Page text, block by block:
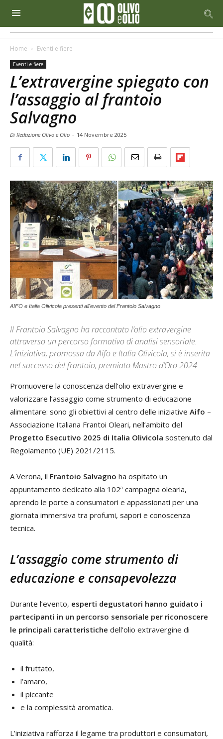
Home Eventi e fiere
Eventi e fiere
L’extravergine spiegato con
l’assaggio al frantoio
Salvagno
Di Redazione Olivo e Olio - 14 Novembre 2025
AIFO e Italia Olivicola presenti all'evento del Frantoio Salvagno
Il Frantoio Salvagno ha raccontato l’olio extravergine
attraverso un percorso formativo di analisi sensoriale.
L’iniziativa, promossa da Aifo e Italia Olivicola, si è inserita
nel successo del frantoio, premiato Mastro d’Oro 2024
Promuovere la conoscenza dell’olio extravergine e
valorizzare l’assaggio come strumento di educazione
alimentare: sono gli obiettivi al centro delle iniziative Aifo –
Associazione Italiana Frantoi Oleari, nell’ambito del
Progetto Esecutivo 2025 di Italia Olivicola sostenuto dal
Regolamento (UE) 2021/2115.
A Verona, il Frantoio Salvagno ha ospitato un
appuntamento dedicato alla 102ª campagna olearia,
aprendo le porte a consumatori e appassionati per una
giornata immersiva tra profumi, sapori e conoscenza
tecnica.
L’assaggio come strumento di
educazione e consapevolezza
Durante l’evento, esperti degustatori hanno guidato i
partecipanti in un percorso sensoriale per riconoscere
le principali caratteristiche dell’olio extravergine di
qualità:
il fruttato,
l’amaro,
il piccante
e la complessità aromatica.
L’iniziativa rafforza il legame tra produttori e consumatori,